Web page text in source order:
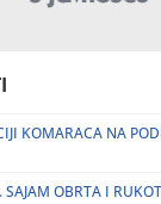
KOMARACA NA
OBRTA I